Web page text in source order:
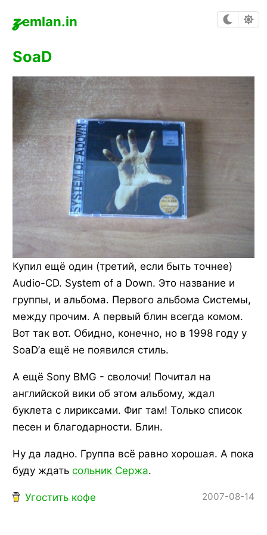
zemlan.in
SoaD
Купил ещё один (третий, если быть точнее)
Audio-CD. System of a Down. Это название и
группы, и альбома. Первого альбома Системы,
между прочим. А первый блин всегда комом.
Вот так вот. Обидно, конечно, но в 1998 году у
SoaD’а ещё не появился стиль.
А ещё Sony BMG - сволочи! Почитал на
английской вики об этом альбому, ждал
буклета с лириксами. Фиг там! Только список
песен и благодарности. Блин.
Ну да ладно. Группа всё равно хорошая. А пока
буду ждатьсольник Сержа.
Угостить кофе 2007-08-14